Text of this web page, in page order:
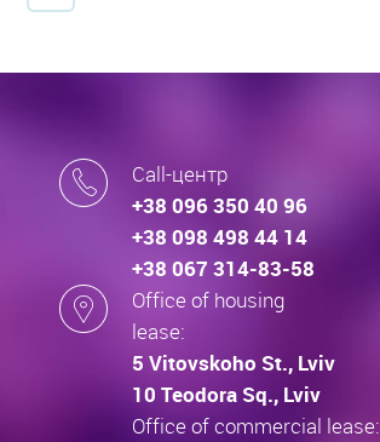
Call-центр
+38 096 350 40 96
+38 098 498 44 14
+38 067 314-83-58
Office of housing
lease:
5 Vitovskoho St., Lviv
10 Teodora Sq., Lviv
Office of commercial lease: